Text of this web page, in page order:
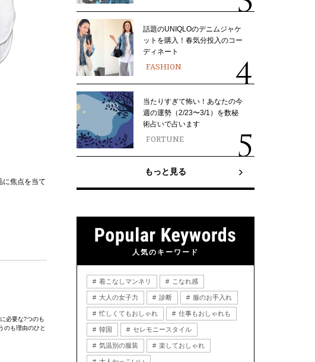
に焦点を当て
必要な7つのも
のも理由のひと
話題のUNIQLOのデニムジャケ
ットを購入！春気分投入のコー
ディネート
FASHION
当たりすぎて怖い！あなたの今
週の運勢（2/23〜3/1）を数秘
術占いで占います
FORTUNE
もっと見る
人気のキーワード
着こなしマンネリ こなれ感
大人の女子力 診断 服のお手入れ
忙しくてもおしゃれ 仕事もおしゃれも
韓国 セレモニースタイル
気温別の服装 楽しておしゃれ